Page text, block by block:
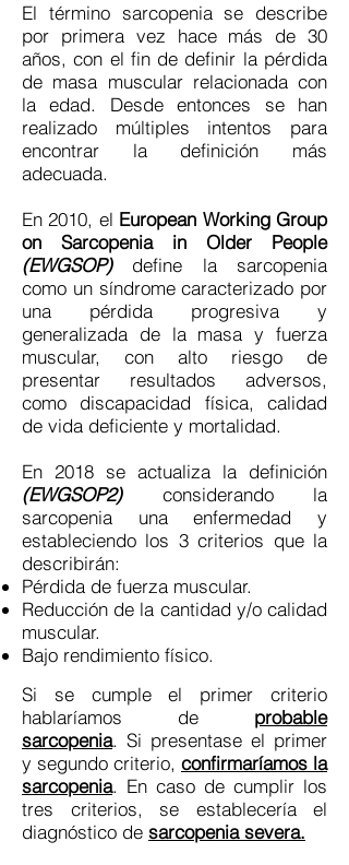
El término sarcopenia se describe
por primera vez hace más de 30
años, con el fin de definir la pérdida
de masa muscular relacionada con
la edad. Desde entonces se han
realizado múltiples intentos para
encontrar la definición más
adecuada.
En 2010, el European Working Group
on Sarcopenia in Older People
(EWGSOP)
define la sarcopenia
como un síndrome caracterizado por
una pérdida progresiva y
generalizada de la masa y fuerza
muscular, con alto riesgo de
presentar resultados adversos,
como discapacidad física, calidad
de vida deficiente y mortalidad.
En 2018 se actualiza la definición
(EWGSOP2)considerando la
sarcopenia una enfermedad y
estableciendo los 3 criterios que la
describirán:
Pérdida de fuerza muscular.
Reducción de la cantidad y/o calidad
muscular.
Bajo rendimiento físico.
Si se cumple el primer criterio
hablaríamos de probable
sarcopenia. Si presentase el primer
y segundo criterio, confirmaríamos la
sarcopenia. En caso de cumplir los
tres criterios, se establecería el
diagnóstico de sarcopenia severa.